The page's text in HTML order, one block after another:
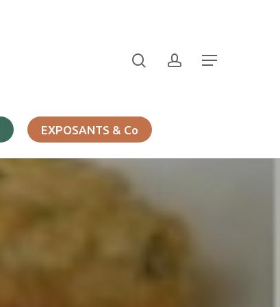
Menu
EXPOSANTS & Co